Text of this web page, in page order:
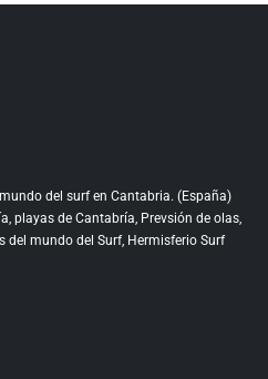
del surf en Cantabria. (España)
playas de Cantabría, Prevsión de olas,
del mundo del Surf, Hermisferio Surf